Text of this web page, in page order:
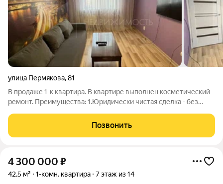
улица Пермякова,81
В продаже 1-к квартира. В квартире выполнен косметический
ремонт. Преимущества: 1.Юридически чистая сделка - без
без занижения. 2. Мебель и техника остается при продаже - -
телевизор, -
Позвонить
4 300 000 ₽
42,5 м² 1-комн. квартира 7 этаж из 14